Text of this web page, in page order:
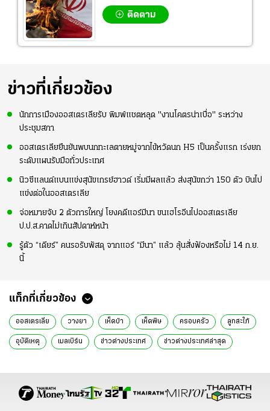
ติดตาม
ข่าวที่เกี่ยวข้อง
นักการเมืองออสเตรเลียรับ พิมพ์แชตหลุด "งานโคตรน่าเบื่อ" ระหว่าง
ประชุมสภา
ออสเตรเลียยืนยันพบนกทะเลตายหมู่จากไข้หวัดนก H5 เป็นครั้งแรก เร่งยก
ระดับแผนรับมือทั่วประเทศ
นิวซีแลนด์แบนแข่งสุนัขเกรย์ฮาวด์ เริ่มมีผลแล้ว ส่งสุนัขกว่า 150 ตัว บินไป
แข่งต่อในออสเตรเลีย
จ่อหมายจับ 2 ตัวการใหญ่ โยงคดีแอร์มีนา ขนเฮโรอีนไปออสเตรเลีย
ป.ป.ส.คาดไม่เกินสัปดาห์หน้า
รู้ตัว “เดียร์” คนรอรับพัสดุ จากแอร์ “มีนา” แล้ว ลุ้นสั่งฟ้องหรือไม่ 14 ก.ย.
นี้
แท็กที่เกี่ยวข้อง
ออสเตรเลีย วางยา เห็ดป่า เห็ดพิษ ครอบครัว ลูกสะใภ้
อุบัติเหตุ เมลเบิร์น ข่าวต่างประเทศ ข่าวต่างประเทศล่าสุด